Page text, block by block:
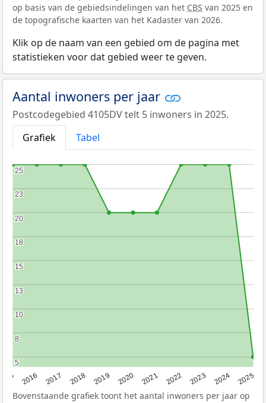
op basis van de gebiedsindelingen van het CBS van 2025 en
de topografische kaarten van het Kadaster van 2026.
Klik op de naam van een gebied om de pagina met
statistieken voor dat gebied weer te geven.
Aantal inwoners per jaar
Postcodegebied 4105DV telt 5 inwoners in 2025.
Grafiek
Tabel
2016 2017 2018 2019 2020 2021 2022 2023 2024 2025
5
5
8
8
10
10
13
13
15
15
18
18
20
20
23
23
25
25
Bovenstaande grafiek toont het aantal inwoners per jaar op